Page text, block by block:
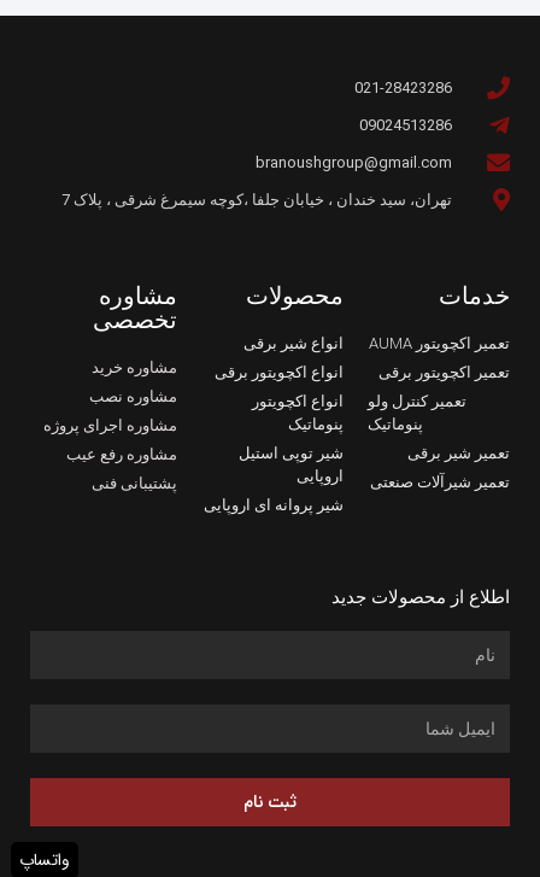
021-28423286
09024513286
branoushgroup@gmail.com
تهران، سید خندان ، خیابان جلفا ،کوچه سیمرغ شرقی ، پلاک 7
خدمات
تعمیر اکچویتور AUMA
تعمیر اکچویتور برقی
تعمیر کنترل ولو
پنوماتیک
تعمیر شیر برقی
تعمیر شیرآلات صنعتی
محصولات
انواع شیر برقی
انواع اکچویتور برقی
انواع اکچویتور
پنوماتیک
شیر توپی استیل
اروپایی
شیر پروانه ای اروپایی
مشاوره
تخصصی
مشاوره خرید
مشاوره نصب
مشاوره اجرای پروژه
مشاوره رفع عیب
پشتیبانی فنی
اطلاع از محصولات جدید
ثبت نام
واتساپ